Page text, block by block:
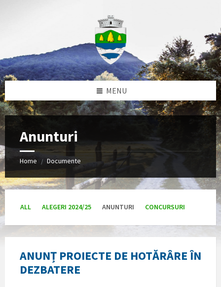
MENU
Anunturi
Home / Documente
ALL ALEGERI 2024/25 ANUNTURI CONCURSURI
ANUNȚ PROIECTE DE HOTĂRÂRE ÎN
DEZBATERE